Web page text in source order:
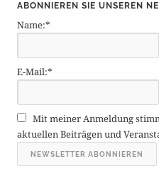
t
r
g
e
r
c
h
v
ABONNIEREN SIE UNSEREN
Name:*
E-Mail:*
Mit meiner Anmeldung
aktuellen Beiträgen und